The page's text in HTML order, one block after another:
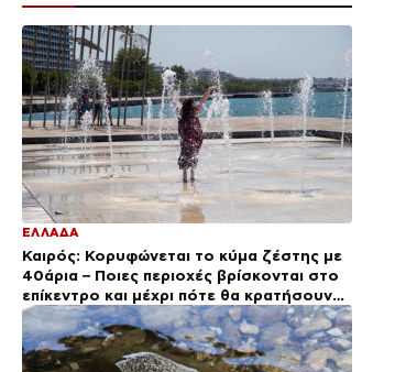
ΕΛΛΑΔΑ
Καιρός: Κορυφώνεται το κύμα ζέστης με
40άρια – Ποιες περιοχές βρίσκονται στο
επίκεντρο και μέχρι πότε θα κρατήσουν
τα μελτέμια